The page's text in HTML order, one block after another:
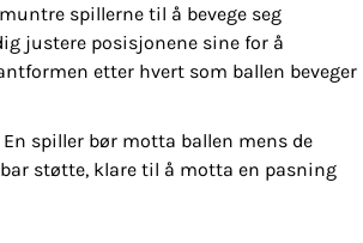
spillerne til å bevege seg
justere posisjonene sine for å
etter hvert som ballen beveger
spiller bør motta ballen mens de
støtte, klare til å motta en pasning